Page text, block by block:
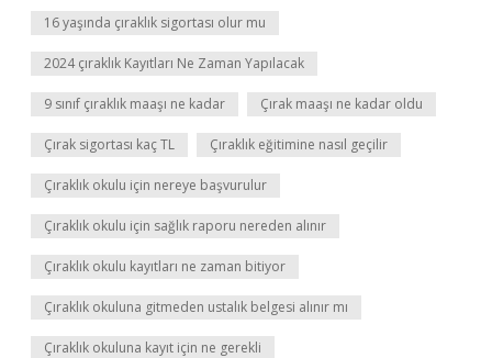
16 yaşında çıraklık sigortası olur mu
2024 çıraklık Kayıtları Ne Zaman Yapılacak
9 sınıf çıraklık maaşı ne kadar Çırak maaşı ne kadar oldu
Çırak sigortası kaç TL Çıraklık eğitimine nasıl geçilir
Çıraklık okulu için nereye başvurulur
Çıraklık okulu için sağlık raporu nereden alınır
Çıraklık okulu kayıtları ne zaman bitiyor
Çıraklık okuluna gitmeden ustalık belgesi alınır mı
Çıraklık okuluna kayıt için ne gerekli